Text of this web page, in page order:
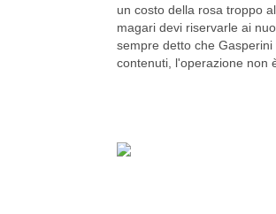
un costo della rosa troppo
magari devi riservarle ai
sempre detto che
contenuti, l'operazione non